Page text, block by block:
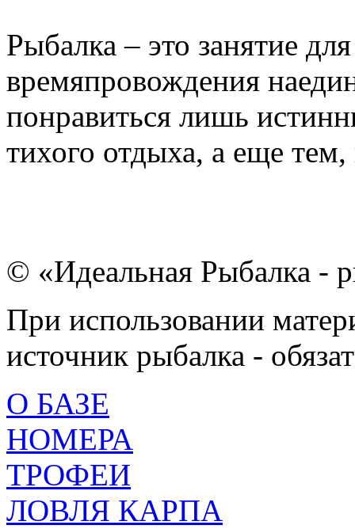
Рыбалка – это занятие
времяпровождения
понравиться лишь
тихого отдыха, а еще тем,
© «Идеальная Рыбалка -
При использовании
источник рыбалка -
О БАЗЕ
НОМЕРА
ТРОФЕИ
ЛОВЛЯ КАРПА